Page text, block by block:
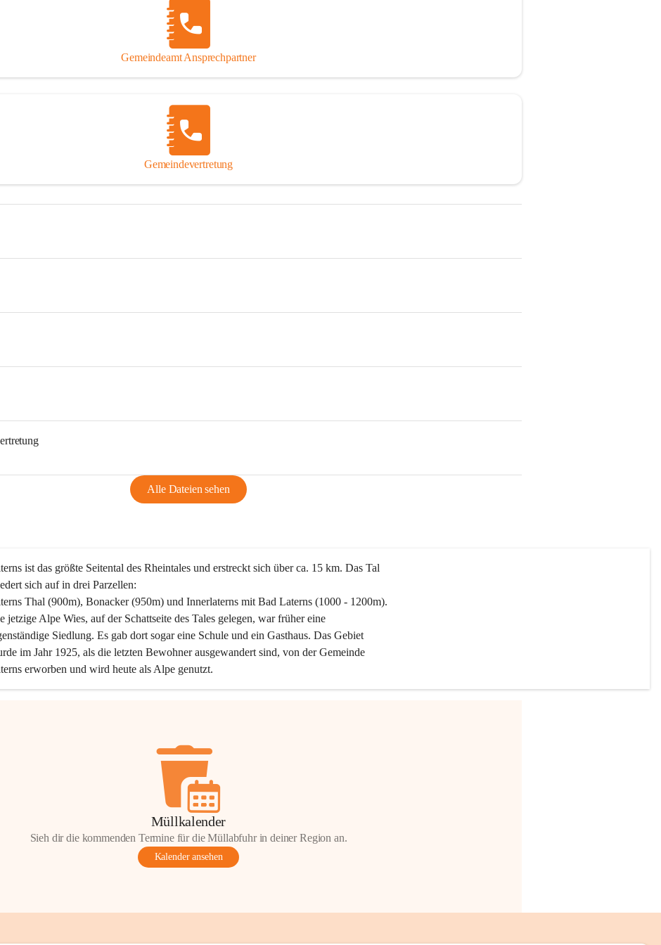
Gemeindeamt Ansprechpartner
Gemeindevertretung
Alle Dateien sehen
ist das größte Seitental des Rheintales und erstreckt sich über ca. 15 km. Das Tal
sich auf in drei Parzellen:
Thal (900m), Bonacker (950m) und Innerlaterns mit Bad Laterns (1000 - 1200m).
jetzige Alpe Wies, auf der Schattseite des Tales gelegen, war früher eine
Siedlung. Es gab dort sogar eine Schule und ein Gasthaus. Das Gebiet
im Jahr 1925, als die letzten Bewohner ausgewandert sind, von der Gemeinde
erworben und wird heute als Alpe genutzt.
Müllkalender
Sieh dir die kommenden Termine für die Müllabfuhr in deiner Region an.
Kalender ansehen